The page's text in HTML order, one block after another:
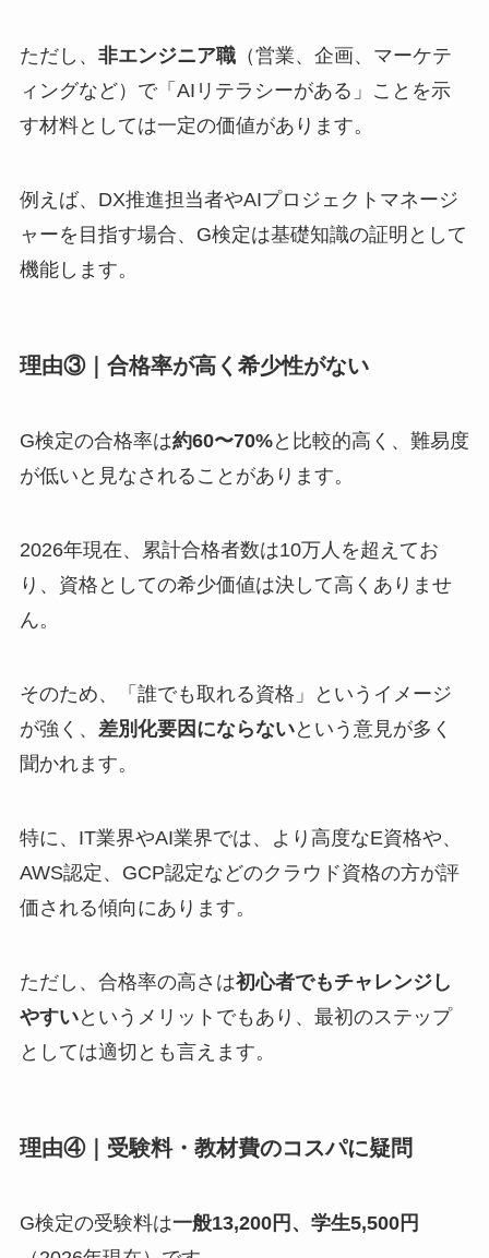
ただし、 非エンジニア職（営業、企画、マーケテ
ィングなど）で「AIリテラシーがある」ことを示
す材料としては一定の価値があります。
例えば、DX推進担当者やAIプロジェクトマネージ
ャーを目指す場合、G検定は基礎知識の証明として
機能します。
理由③｜合格率が高く希少性がない
G検定の合格率は約60〜70%と比較的高く、難易度
が低いと見なされることがあります。
2026年現在、累計合格者数は10万人を超えてお
り、資格としての希少価値は決して高くありませ
ん。
そのため、「誰でも取れる資格」というイメージ
が強く、 差別化要因にならないという意見が多く
聞かれます。
特に、IT業界やAI業界では、より高度なE資格や、
AWS認定、GCP認定などのクラウド資格の方が評
価される傾向にあります。
ただし、合格率の高さは初心者でもチャレンジし
やすいというメリットでもあり、最初のステップ
としては適切とも言えます。
理由④｜受験料・教材費のコスパに疑問
G検定の受験料は一般13,200円、学生5,500円